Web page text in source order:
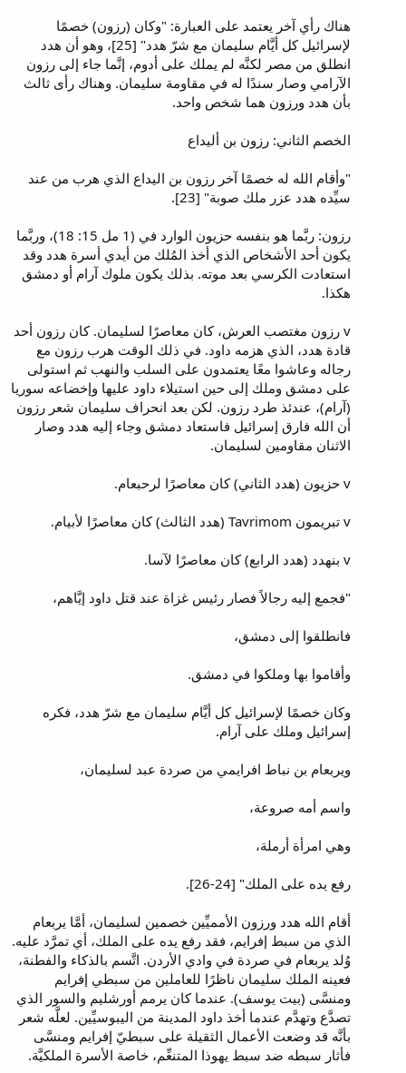
هناك رأي آخر يعتمد على العبارة: "وكان (رزون) خصمًا
لإسرائيل كل أيَّام سليمان مع شرّ هدد" [25]، وهو أن هدد
انطلق من مصر لكنَّه لم يملك على أدوم، إنَّما جاء إلى رزون
الآرامي وصار سندًا له في مقاومة سليمان. وهناك رأى ثالث
بأن هدد ورزون هما شخص واحد.
الخصم الثاني: رزون بن أليداع
"وأقام الله له خصمًا آخر رزون بن اليداع الذي هرب من عند
سيِّده هدد عزر ملك صوبة" [23].
رزون: ربَّما هو بنفسه حزيون الوارد في (1 مل 15: 18)، وربَّما
يكون أحد الأشخاص الذي أخذ المُلك من أيدي أسرة هدد وقد
استعادت الكرسي بعد موته. بذلك يكون ملوك آرام أو دمشق
هكذا.
v رزون مغتصب العرش، كان معاصرًا لسليمان. كان رزون أحد
قادة هدد، الذي هزمه داود. في ذلك الوقت هرب رزون مع
رجاله وعاشوا معًا يعتمدون على السلب والنهب ثم استولى
على دمشق وملك إلى حين استيلاء داود عليها وإخضاعه سوريا
(آرام)، عندئذ طرد رزون. لكن بعد انحراف سليمان شعر رزون
أن الله فارق إسرائيل فاستعاد دمشق وجاء إليه هدد وصار
الاثنان مقاومين لسليمان.
v حزيون (هدد الثاني) كان معاصرًا لرحبعام.
v تبريمون Tavrimom (هدد الثالث) كان معاصرًا لأبيام.
v بنهدد (هدد الرابع) كان معاصرًا لآسا.
"فجمع إليه رجالاً فصار رئيس غزاة عند قتل داود إيَّاهم،
فانطلقوا إلى دمشق،
وأقاموا بها وملكوا في دمشق.
وكان خصمًا لإسرائيل كل أيَّام سليمان مع شرّ هدد، فكره
إسرائيل وملك على آرام.
ويربعام بن نباط افرايمي من صردة عبد لسليمان،
واسم أمه صروعة،
وهي امرأة أرملة،
رفع يده على الملك" [24-26].
أقام الله هدد ورزون الأمميِّين خصمين لسليمان، أمَّا يربعام
الذي من سبط إفرايم، فقد رفع يده على الملك، أي تمرَّد عليه.
وُلد يربعام في صردة في وادي الأردن. اتَّسم بالذكاء والفطنة،
فعينه الملك سليمان ناظرًا للعاملين من سبطي إفرايم
ومنسَّى (بيت يوسف). عندما كان يرمم أورشليم والسور الذي
تصدَّع وتهدَّم عندما أخذ داود المدينة من اليبوسيِّين. لعلَّه شعر
بأنَّه قد وضعت الأعمال الثقيلة على سبطيّ إفرايم ومنسَّى
فأثار سبطه ضد سبط يهوذا المتنعِّم، خاصة الأسرة الملكيَّة.